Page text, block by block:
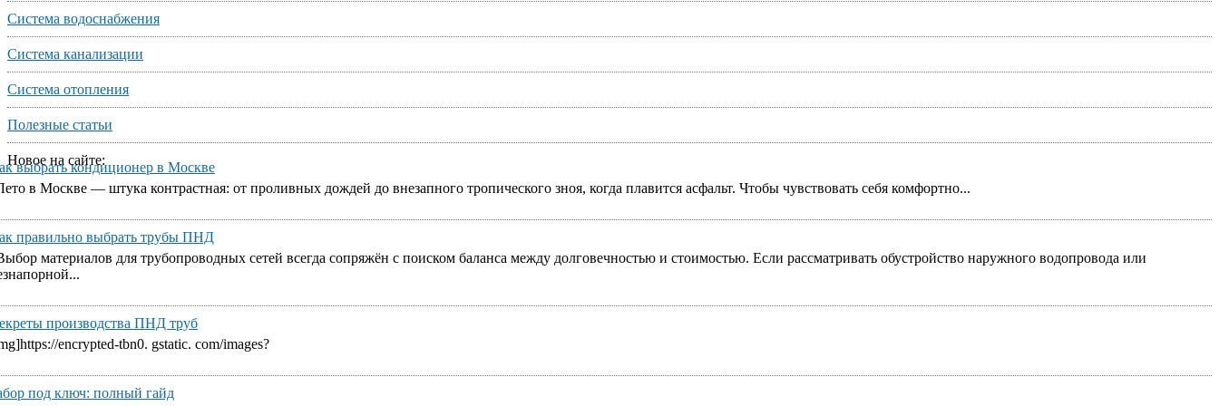
Система водоснабжения
Система канализации
Система отопления
Полезные статьи
Новое на сайте:
выбрать кондиционер в Москве
в Москве — штука контрастная: от проливных дождей до внезапного тропического зноя, когда плавится асфальт. Чтобы чувствовать себя комфортно...
правильно выбрать трубы ПНД
материалов для трубопроводных сетей всегда сопряжён с поиском баланса между долговечностью и стоимостью. Если рассматривать обустройство наружного водопровода или
производства ПНД труб
encrypted-tbn0. gstatic. com/images?
под ключ: полный гайд